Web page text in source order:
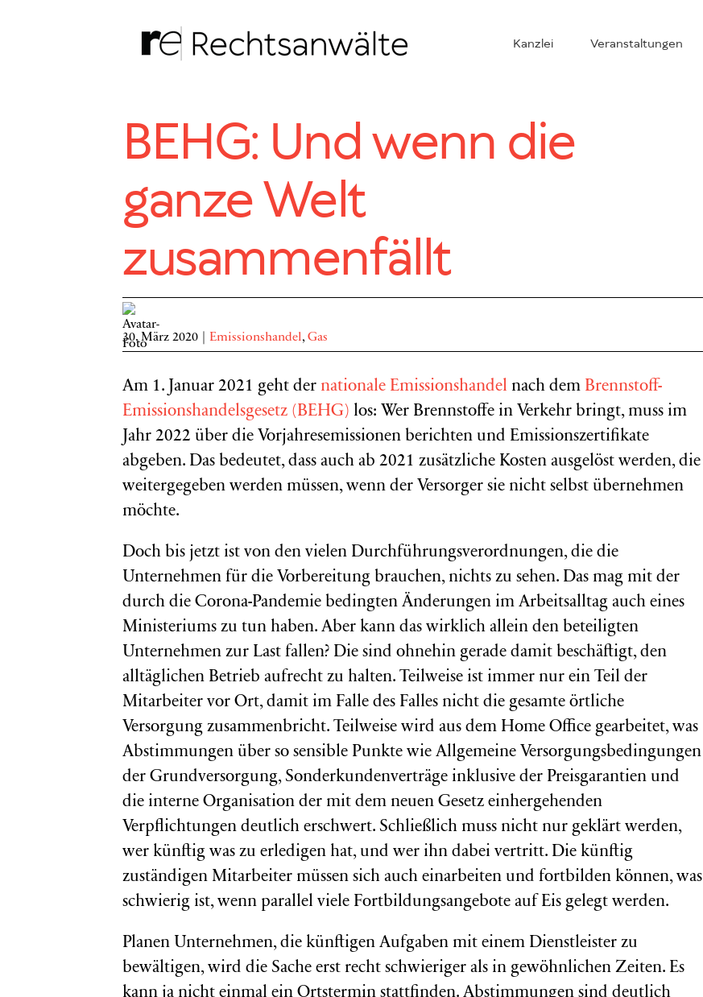
Kanzlei Veranstaltungen
BEHG: Und wenn die
ganze Welt
zusammenfällt
30. März 2020 Emissionshandel, Gas
Am 1. Januar 2021 geht der nationale Emissionshandel nach dem Brennstoff-
Emissionshandelsgesetz (BEHG) los: Wer Brennstoffe in Verkehr bringt, muss im
Jahr 2022 über die Vorjahresemissionen berichten und Emissionszertifikate
abgeben. Das bedeutet, dass auch ab 2021 zusätzliche Kosten ausgelöst werden, die
weitergegeben werden müssen, wenn der Versorger sie nicht selbst übernehmen
möchte.
Doch bis jetzt ist von den vielen Durchführungsverordnungen, die die
Unternehmen für die Vorbereitung brauchen, nichts zu sehen. Das mag mit der
durch die Corona-Pandemie bedingten Änderungen im Arbeitsalltag auch eines
Ministeriums zu tun haben. Aber kann das wirklich allein den beteiligten
Unternehmen zur Last fallen? Die sind ohnehin gerade damit beschäftigt, den
alltäglichen Betrieb aufrecht zu halten. Teilweise ist immer nur ein Teil der
Mitarbeiter vor Ort, damit im Falle des Falles nicht die gesamte örtliche
Versorgung zusammenbricht. Teilweise wird aus dem Home Office gearbeitet, was
Abstimmungen über so sensible Punkte wie Allgemeine Versorgungsbedingungen
der Grundversorgung, Sonderkundenverträge inklusive der Preisgarantien und
die interne Organisation der mit dem neuen Gesetz einhergehenden
Verpflichtungen deutlich erschwert. Schließlich muss nicht nur geklärt werden,
wer künftig was zu erledigen hat, und wer ihn dabei vertritt. Die künftig
zuständigen Mitarbeiter müssen sich auch einarbeiten und fortbilden können, was
schwierig ist, wenn parallel viele Fortbildungsangebote auf Eis gelegt werden.
Planen Unternehmen, die künftigen Aufgaben mit einem Dienstleister zu
bewältigen, wird die Sache erst recht schwieriger als in gewöhnlichen Zeiten. Es
kann ja nicht einmal ein Ortstermin stattfinden. Abstimmungen sind deutlich